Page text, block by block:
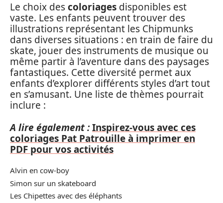
Le choix descoloriages disponibles est
vaste. Les enfants peuvent trouver des
illustrations représentant les Chipmunks
dans diverses situations : en train de faire du
skate, jouer des instruments de musique ou
même partir à l’aventure dans des paysages
fantastiques. Cette diversité permet aux
enfants d’explorer différents styles d’art tout
en s’amusant. Une liste de thèmes pourrait
inclure :
A lire également :Inspirez-vous avec ces
coloriages Pat Patrouille à imprimer en
PDF pour vos activités
Alvin en cow-boy
Simon sur un skateboard
Les Chipettes avec des éléphants